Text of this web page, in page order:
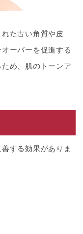
た古い角質や皮
ーバーを促進する
め、肌のトーンア
する効果がありま